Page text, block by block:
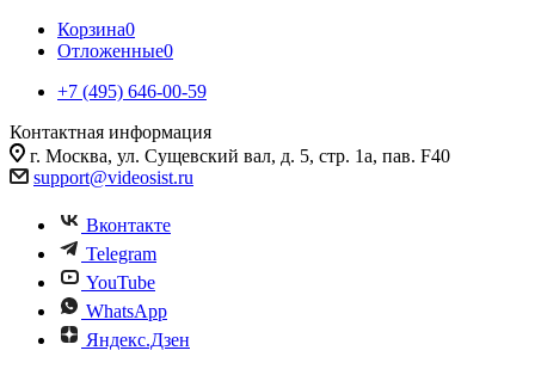
Корзина0
Отложенные0
+7 (495) 646-00-59
Контактная информация
г. Москва, ул. Сущевский вал, д. 5, стр. 1а, пав. F40
support@videosist.ru
Вконтакте
Telegram
YouTube
WhatsApp
Яндекс.Дзен